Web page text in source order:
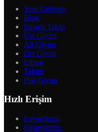
Yeni Gelenler
Blog
Sipariş Takip
Üst Giyim
Alt Giyim
Dış Giyim
Elbise
Takım
Plaj Giyim
Hızlı Erişim
Favorilerim
Siparişlerim